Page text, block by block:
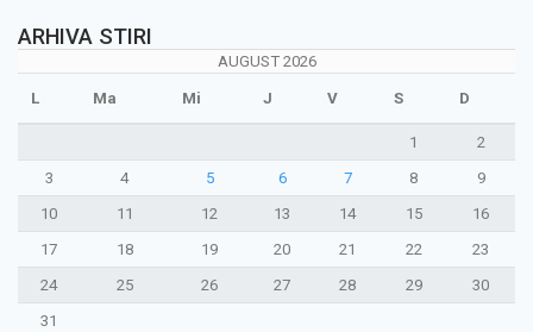
ARHIVA STIRI
AUGUST 2026
L Ma Mi J V S D
1
2
3
4 5 6 7 8
9
10
11 12 13 14 15
16
17
18 19 20 21 22
23
24
25 26 27 28 29
30
31